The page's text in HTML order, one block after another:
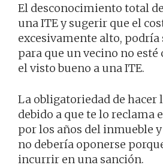
El desconocimiento total
una ITE y sugerir que el
excesivamente alto,
para que un vecino no
el visto bueno a una ITE.
La obligatoriedad de hacer
debido a que te lo reclama
por los años del inmueble
no debería oponerse
incurrir en una sanción.